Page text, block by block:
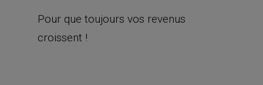
Pour que toujours vos revenus
croissent !